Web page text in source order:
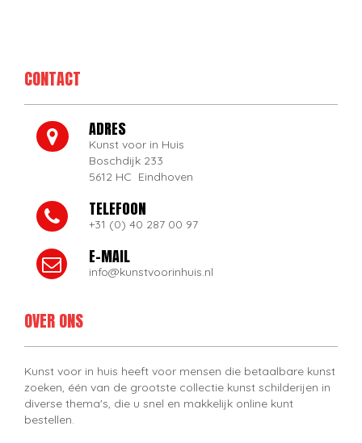
CONTACT
ADRES
Kunst voor in Huis
Boschdijk 233
5612 HC Eindhoven
TELEFOON
+31 (0) 40 287 00 97
E-MAIL
info@kunstvoorinhuis.nl
OVER ONS
Kunst voor in huis heeft voor mensen die betaalbare kunst
zoeken, één van de grootste collectie kunst schilderijen in
diverse thema's, die u snel en makkelijk online kunt
bestellen.